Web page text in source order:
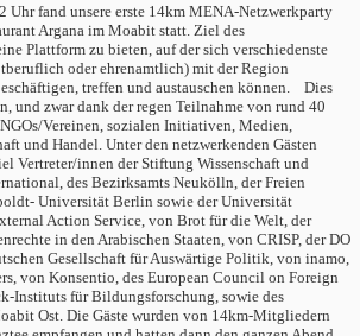
Uhr fand unsere erste 14km MENA-Netzwerkparty
Argana im Moabit statt. Ziel des
Plattform zu bieten, auf der sich verschiedenste
oder ehrenamtlich) mit der Region
treffen und austauschen können. Dies
und zwar dank der regen Teilnahme von rund 40
Vereinen, sozialen Initiativen, Medien,
und Handel. Unter den netzwerkenden Gästen
Vertreter/innen der Stiftung Wissenschaft und
des Bezirksamts Neukölln, der Freien
Universität Berlin sowie der Universität
Action Service, von Brot für die Welt, der
in den Arabischen Staaten, von CRISP, der DO
Gesellschaft für Auswärtige Politik, von inamo,
von Konsentio, des European Council on Foreign
Instituts für Bildungsforschung, sowie des
Ost. Die Gäste wurden von 14km-Mitgliedern